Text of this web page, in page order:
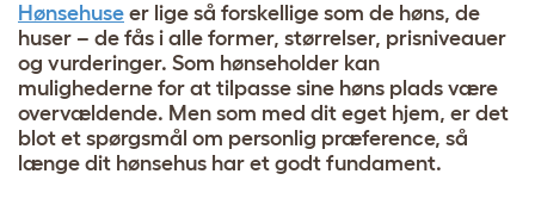
Hønsehuse er lige så forskellige som de høns, de
huser – de fås i alle former, størrelser, prisniveauer
og vurderinger. Som hønseholder kan
mulighederne for at tilpasse sine høns plads være
overvældende. Men som med dit eget hjem, er det
blot et spørgsmål om personlig præference, så
længe dit hønsehus har et godt fundament.